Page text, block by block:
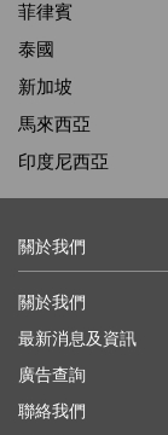
菲律賓
泰國
新加坡
馬來西亞
印度尼西亞
關於我們
關於我們
最新消息及資訊
廣告查詢
聯絡我們